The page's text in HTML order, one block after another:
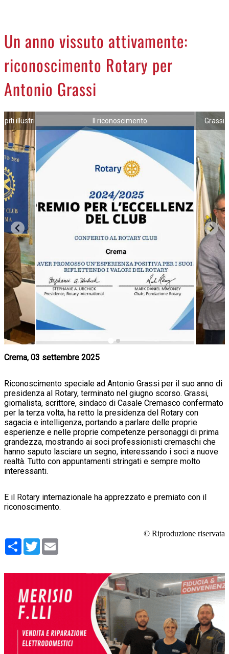
LA PIAZZA
ANIMALI
ACCEDI
Un anno vissuto attivamente:
riconoscimento Rotary per
Antonio Grassi
illustri Il riconoscimento Grassi
Crema, 03 settembre 2025
Riconoscimento speciale ad Antonio Grassi per il suo anno di
presidenza al Rotary, terminato nel giugno scorso. Grassi,
giornalista, scrittore, sindaco di Casale Cremasco confermato
per la terza volta, ha retto la presidenza del Rotary con
sagacia e intelligenza, portando a parlare delle proprie
esperienze e nelle proprie competenze personaggi di prima
grandezza, mostrando ai soci professionisti cremaschi che
hanno saputo lasciare un segno, interessando i soci a nuove
realtà. Tutto con appuntamenti stringati e sempre molto
interessanti.
E il Rotary internazionale ha apprezzato e premiato con il
riconoscimento.
© Riproduzione riservata
Condividi
Twitter